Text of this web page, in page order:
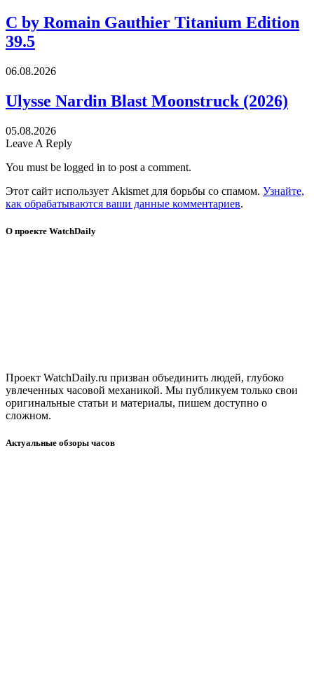
C by Romain Gauthier Titanium Edition
39.5
06.08.2026
Ulysse Nardin Blast Moonstruck (2026)
05.08.2026
Leave A Reply
You must be logged in to post a comment.
Этот сайт использует Akismet для борьбы со спамом. Узнайте,
как обрабатываются ваши данные комментариев.
О проекте WatchDaily
Проект WatchDaily.ru призван объединить людей, глубоко
увлеченных часовой механикой. Мы публикуем только свои
оригинальные статьи и материалы, пишем доступно о
сложном.
Актуальные обзоры часов